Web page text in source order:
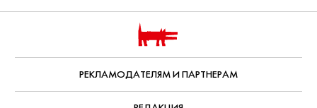
РЕКЛАМОДАТЕЛЯМ И ПАРТНЕРАМ